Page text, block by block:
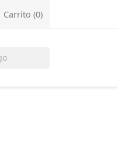
Carrito (0)